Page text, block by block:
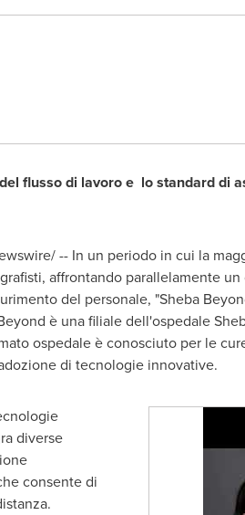
flusso di lavoro e lo standard di
-- In un periodo in cui la
affrontando parallelamente
del personale, "Sheba
è una filiale dell'ospedale
ospedale è conosciuto per le
di tecnologie innovative.
diverse
consente di